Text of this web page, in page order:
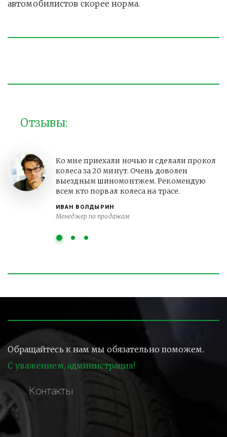
автомобилистов скорее норма.
Отзывы:
ИВАН ВОЛДЫРИН
Менеджер по продажам
Ко мне приехали ночью и сделали прокол
колеса за 20 минут. Очень доволен
выездным шиномонтжем. Рекомендую
всем кто порвал колеса на трасе.
Обращайтесь к нам мы обязательно поможем.
С уважением, администрация!
Контакты